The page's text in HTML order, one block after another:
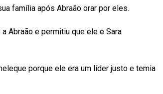
família após Abraão orar por eles.
Abraão e permitiu que ele e Sara
porque ele era um líder justo e temia